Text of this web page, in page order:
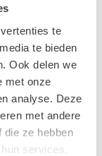
te
te bieden
Ook delen we
met onze
analyse. Deze
met andere
die ze hebben
services.